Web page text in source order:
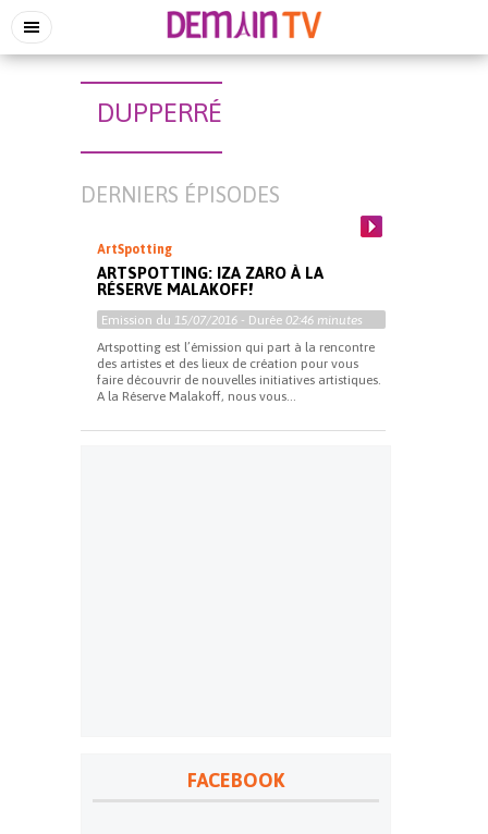
DUPPERRÉ
DERNIERS ÉPISODES
ArtSpotting
ARTSPOTTING: IZA ZARO À LA
RÉSERVE MALAKOFF!
Emission du 15/07/2016 - Durée 02:46 minutes
Artspotting est l’émission qui part à la rencontre
des artistes et des lieux de création pour vous
faire découvrir de nouvelles initiatives artistiques.
A la Réserve Malakoff, nous vous...
FACEBOOK